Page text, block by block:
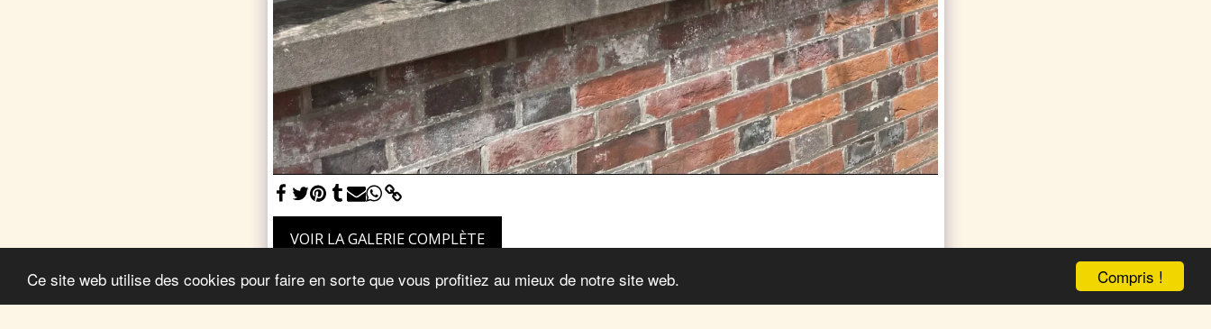
Compris !
Ce site web utilise des cookies pour faire en sorte que vous profitiez au mieux de notre site web.
VOIR LA GALERIE COMPLÈTE